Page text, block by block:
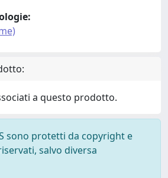
a questo prodotto.
sono protetti da copyright e
salvo diversa